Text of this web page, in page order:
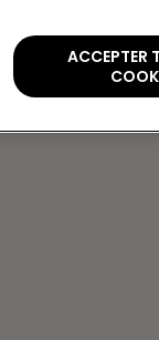
ACCEPTER